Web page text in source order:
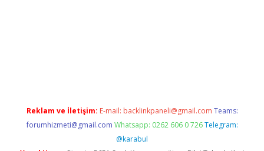
Reklam ve İletişim: E-mail: backlinkpaneli@gmail.com Teams:
forumhizmeti@gmail.com Whatsapp: 0262 606 0 726 Telegram:
@karabul